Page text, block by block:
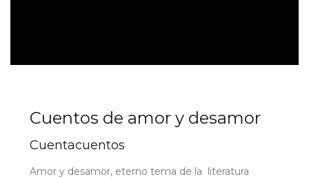
Cuentos de amor y desamor
Cuentacuentos
Amor y desamor, eterno tema de la literatura